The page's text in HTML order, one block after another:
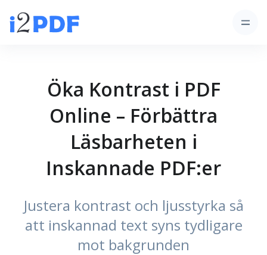
Öka Kontrast i PDF
Online – Förbättra
Läsbarheten i
Inskannade PDF:er
Justera kontrast och ljusstyrka så
att inskannad text syns tydligare
mot bakgrunden